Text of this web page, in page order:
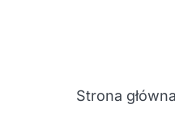
Strona główna